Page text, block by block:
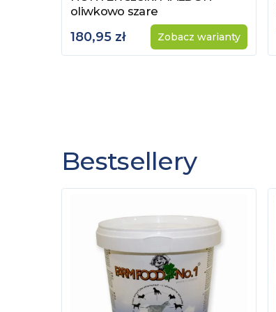
oliwkowo szare
180,95 zł Zobacz warianty
Bestsellery